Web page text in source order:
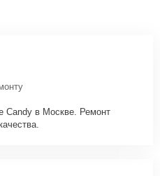
Candy в Москве. Ремонт